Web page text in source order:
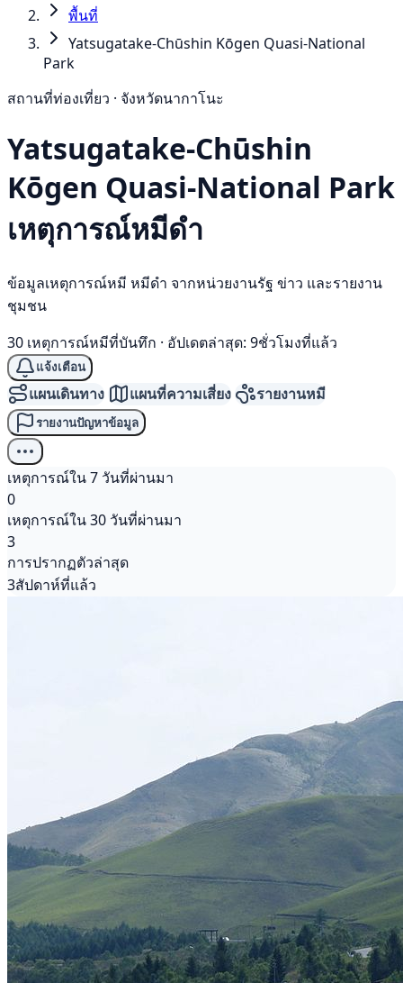
พื้นที่
Yatsugatake-Chūshin Kōgen Quasi-National
Park
สถานที่ท่องเที่ยว · จังหวัดนากาโนะ
Yatsugatake-Chūshin
Kōgen Quasi-National Park
เหตุการณ์หมีดำ
ข้อมูลเหตุการณ์หมี หมีดำ จากหน่วยงานรัฐ ข่าว และรายงาน
ชุมชน
30 เหตุการณ์หมีที่บันทึก · อัปเดตล่าสุด: 9ชั่วโมงที่แล้ว
แจ้งเตือน
แผนเดินทาง แผนที่ความเสี่ยง รายงานหมี
รายงานปัญหาข้อมูล
เหตุการณ์ใน 7 วันที่ผ่านมา
0
เหตุการณ์ใน 30 วันที่ผ่านมา
3
การปรากฏตัวล่าสุด
3สัปดาห์ที่แล้ว